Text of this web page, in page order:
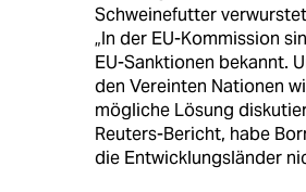
Schweinefutter
„In der EU-Kommission
EU-Sanktionen bekannt.
den Vereinten Nationen
mögliche Lösung
Reuters-Bericht, habe
die Entwicklungsländer